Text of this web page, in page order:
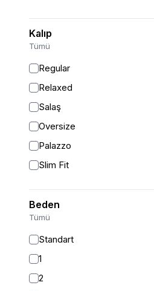
Kalıp
Tümü
Regular
Relaxed
Salaş
Oversize
Palazzo
Slim Fit
Beden
Tümü
Standart
1
2